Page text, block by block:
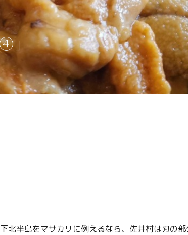
育・観光事業者の皆様へ
④」
北半島をマサカリに例えるなら、佐井村は刃の